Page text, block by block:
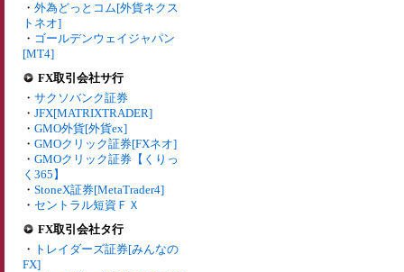
・ 外為どっとコム[外貨ネクス
トネオ]
・ ゴールデンウェイジャパン
[MT4]
FX取引会社サ行
・ サクソバンク証券
・ JFX[MATRIXTRADER]
・ GMO外貨[外貨ex]
・ GMOクリック証券[FXネオ]
・ GMOクリック証券【くりっ
く365】
・ StoneX証券[MetaTrader4]
・ セントラル短資ＦＸ
FX取引会社タ行
・ トレイダーズ証券[みんなの
FX]